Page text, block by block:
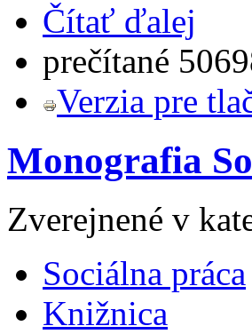
Čítať ďalej
prečítané
Verzia pre
Monografia
Zverejnené v
Sociálna práca
Knižnica